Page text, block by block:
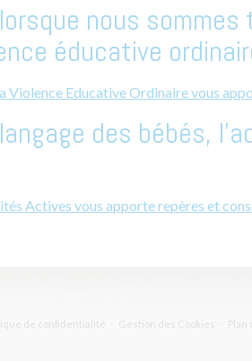
nous sommes
éducative
Violence Educative Ordinaire vous
des bébés,
Actives vous apporte repères et
de confidentialité Gestion des Cookies Plan